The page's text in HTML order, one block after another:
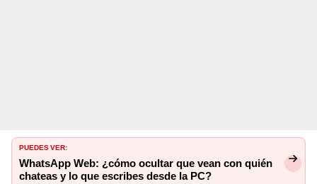
PUEDES VER:
WhatsApp Web: ¿cómo ocultar que vean con quién
chateas y lo que escribes desde la PC?